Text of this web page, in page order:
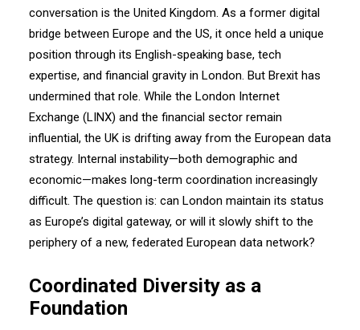
conversation is the United Kingdom. As a former digital
bridge between Europe and the US, it once held a unique
position through its English-speaking base, tech
expertise, and financial gravity in London. But Brexit has
undermined that role. While the London Internet
Exchange (LINX) and the financial sector remain
influential, the UK is drifting away from the European data
strategy. Internal instability—both demographic and
economic—makes long-term coordination increasingly
difficult. The question is: can London maintain its status
as Europe’s digital gateway, or will it slowly shift to the
periphery of a new, federated European data network?
Coordinated Diversity as a
Foundation